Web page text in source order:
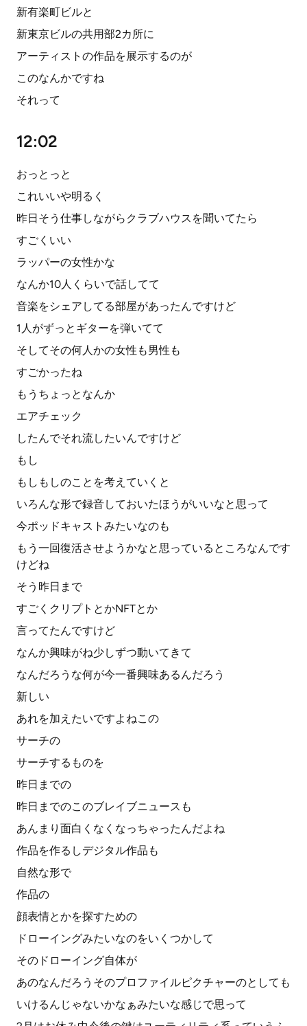
新有楽町ビルと
新東京ビルの共用部2カ所に
アーティストの作品を展示するのが
このなんかですね
それって
12:02
おっとっと
これいいや明るく
昨日そう仕事しながらクラブハウスを聞いてたら
すごくいい
ラッパーの女性かな
なんか10人くらいで話してて
音楽をシェアしてる部屋があったんですけど
1人がずっとギターを弾いてて
そしてその何人かの女性も男性も
すごかったね
もうちょっとなんか
エアチェック
したんでそれ流したいんですけど
もし
もしもしのことを考えていくと
いろんな形で録音しておいたほうがいいなと思って
今ポッドキャストみたいなのも
もう一回復活させようかなと思っているところなんです
けどね
そう昨日まで
すごくクリプトとかNFTとか
言ってたんですけど
なんか興味がね少しずつ動いてきて
なんだろうな何が今一番興味あるんだろう
新しい
あれを加えたいですよねこの
サーチの
サーチするものを
昨日までの
昨日までのこのブレイブニュースも
あんまり面白くなくなっちゃったんだよね
作品を作るしデジタル作品も
自然な形で
作品の
顔表情とかを探すための
ドローイングみたいなのをいくつかして
そのドローイング自体が
あのなんだろうそのプロファイルピクチャーのとしても
いけるんじゃないかなぁみたいな感じで思って